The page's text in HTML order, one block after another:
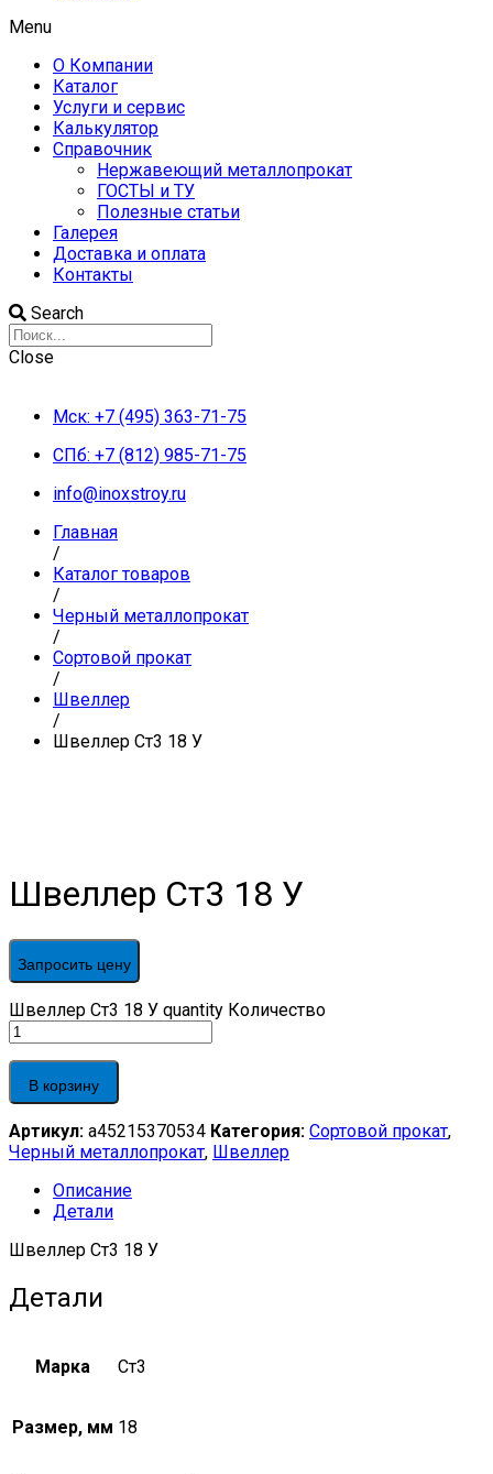
Menu
О Компании
Каталог
Услуги и сервис
Калькулятор
Справочник
Нержавеющий металлопрокат
ГОСТЫ и ТУ
Полезные статьи
Галерея
Доставка и оплата
Контакты
Search
Close
Мск: +7 (495) 363-71-75
СПб: +7 (812) 985-71-75
info@inoxstroy.ru
Главная
/
Каталог товаров
/
Черный металлопрокат
/
Сортовой прокат
/
Швеллер
/
Швеллер Ст3 18 У
Швеллер Ст3 18 У
Запросить цену
Швеллер Ст3 18 У quantity Количество
В корзину
Артикул: a45215370534 Категория: Сортовой прокат,
Черный металлопрокат, Швеллер
Описание
Детали
Швеллер Ст3 18 У
Детали
Марка Ст3
Размер, мм 18